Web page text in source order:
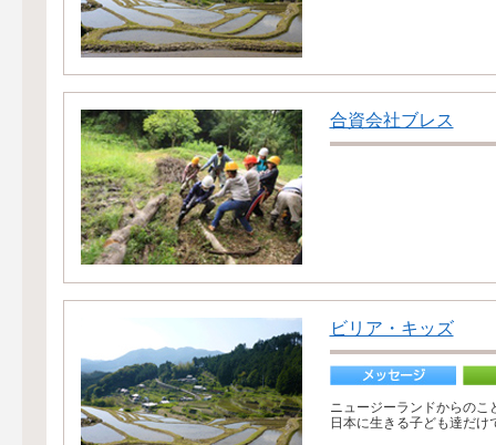
合資会社ブレス
ビリア・キッズ
ニュージーランドからの
日本に生きる子ども達だ